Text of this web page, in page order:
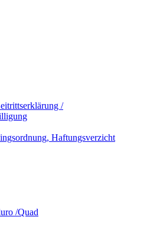
/
Haftungsverzicht
/Quad